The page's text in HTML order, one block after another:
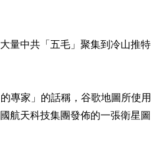
量中共「五毛」聚集到冷山推特
專家」的話稱，谷歌地圖所使用
航天科技集團發佈的一張衛星圖